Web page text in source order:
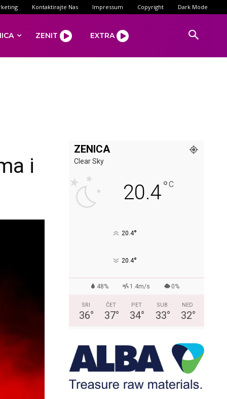
Kontaktirajte Nas Impressum Copyright Dark Mode
ZENIT EXTRA
i
ZENICA
Clear Sky
20.4°C
20.4°
20.4°
48% 1.4m/s 0%
SRI
36°
ČET
37°
PET
34°
SUB
33°
NED
32°